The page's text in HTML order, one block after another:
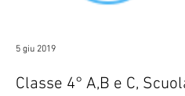
Classe 4° A,B e C,
5 giu 2019